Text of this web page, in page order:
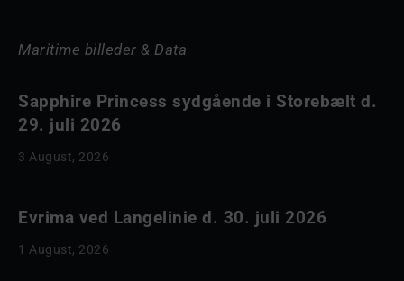
Maritime billeder & Data
Sapphire Princess sydgående i Storebælt d.
29. juli 2026
3 August, 2026
Evrima ved Langelinie d. 30. juli 2026
1 August, 2026